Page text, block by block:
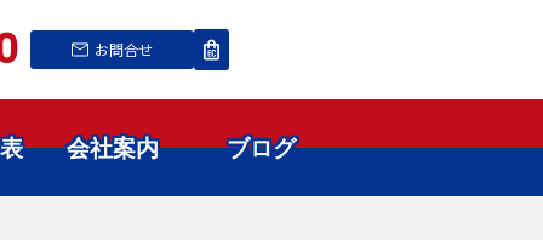
お問合せ
会社案内 ブログ